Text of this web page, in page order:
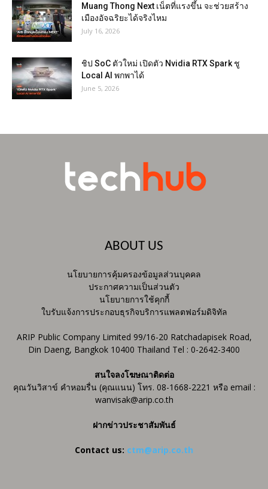
Muang Thong Next เน็ตที่แรงขึ้น จะช่วยสร้าง
เมืองอัจฉริยะได้จริงไหม
July 16, 2026
ชิป SoC ตัวใหม่ เปิดตัว Nvidia RTX Spark ชู
Local AI พกพาได้
June 5, 2026
ABOUT US
นโยบายการคุ้มครองข้อมูลส่วนบุคคล
ประกาศความเป็นส่วนตัว
นโยบายการใช้คุกกี้
ใบรับแจ้งการประกอบธุรกิจบริการแพลตฟอร์มดิจิทัล
ARIP Public Company Limited 99/16-20 Ratchadapisek Road,
Din Daeng, Bangkok 10400 Thailand Tel : 0-2642-3400
สนใจลงโฆษณาติดต่อ
คุณวันวิสาข์ คำหอมรื่น (คุณแนน) โทร. 08-1668-2221 หรือ email :
wanvisak@arip.co.th
ฝากข่าวประชาสัมพันธ์
Contact us: ctm@arip.co.th